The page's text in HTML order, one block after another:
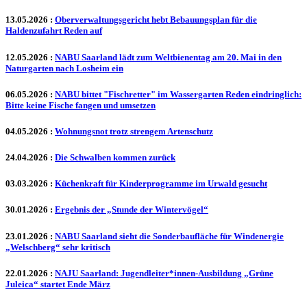
13.05.2026 : Oberverwaltungsgericht hebt Bebauungsplan für die
Haldenzufahrt Reden auf
12.05.2026 : NABU Saarland lädt zum Weltbienentag am 20. Mai in den
Naturgarten nach Losheim ein
06.05.2026 : NABU bittet "Fischretter" im Wassergarten Reden eindringlich:
Bitte keine Fische fangen und umsetzen
04.05.2026 : Wohnungsnot trotz strengem Artenschutz
24.04.2026 : Die Schwalben kommen zurück
03.03.2026 : Küchenkraft für Kinderprogramme im Urwald gesucht
30.01.2026 : Ergebnis der „Stunde der Wintervögel“
23.01.2026 : NABU Saarland sieht die Sonderbaufläche für Windenergie
„Welschberg“ sehr kritisch
22.01.2026 : NAJU Saarland: Jugendleiter*innen-Ausbildung „Grüne
Juleica“ startet Ende März